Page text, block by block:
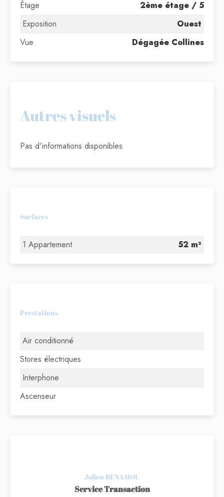
Étage
2ème étage / 5
Exposition
Ouest
Vue
Dégagée Collines
Autres visuels
Pas d'informations disponibles
Surfaces
1 Appartement 52 m²
Prestations
Air conditionné
Stores électriques
Interphone
Ascenseur
Julien BENAMOU
Service Transaction